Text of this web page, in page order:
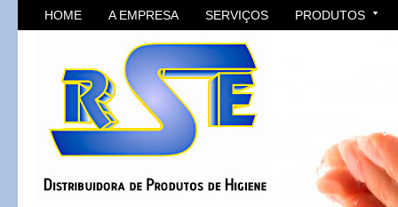
HOME A EMPRESA SERVIÇOS PRODUTOS